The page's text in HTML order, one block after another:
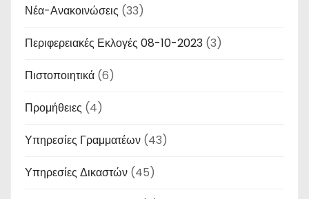
Νέα-Ανακοινώσεις (33)
Περιφερειακές Εκλογές 08-10-2023 (3)
Πιστοποιητικά (6)
Προμήθειες (4)
Υπηρεσίες Γραμματέων (43)
Υπηρεσίες Δικαστών (45)